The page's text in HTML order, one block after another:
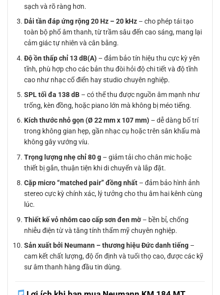
sạch và rõ ràng hơn.
Dải tần đáp ứng rộng 20 Hz – 20 kHz – cho phép tái tạo
toàn bộ phổ âm thanh, từ trầm sâu đến cao sáng, mang lại
cảm giác tự nhiên và cân bằng.
Độ ồn thấp chỉ 13 dB(A) – đảm bảo tín hiệu thu cực kỳ yên
tĩnh, phù hợp cho các bản thu đòi hỏi độ chi tiết và độ tĩnh
cao như nhạc cổ điển hay studio chuyên nghiệp.
SPL tối đa 138 dB – có thể thu được nguồn âm mạnh như
trống, kèn đồng, hoặc piano lớn mà không bị méo tiếng.
Kích thước nhỏ gọn (Ø 22 mm x 107 mm) – dễ dàng bố trí
trong không gian hẹp, gần nhạc cụ hoặc trên sân khấu mà
không gây vướng víu.
Trọng lượng nhẹ chỉ 80 g – giảm tải cho chân mic hoặc
thiết bị gắn, thuận tiện khi di chuyển và lắp đặt.
Cặp micro “matched pair” đồng nhất – đảm bảo hình ảnh
stereo cực kỳ chính xác, lý tưởng cho thu âm hai kênh cùng
lúc.
Thiết kế vỏ nhôm cao cấp sơn đen mờ– bền bỉ, chống
nhiễu điện từ và tăng tính thẩm mỹ chuyên nghiệp.
Sản xuất bởi Neumann – thương hiệu Đức danh tiếng –
cam kết chất lượng, độ ổn định và tuổi thọ cao, được các kỹ
sư âm thanh hàng đầu tin dùng.